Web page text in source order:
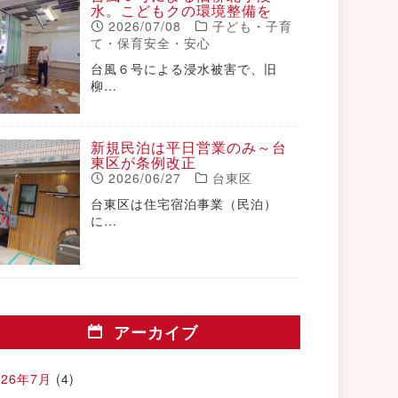
水。こどもクの環境整備を
2026/07/08
子ども・子育
て・保育安全・安心
台風６号による浸水被害で、旧
柳…
新規民泊は平日営業のみ～台
東区が条例改正
2026/06/27
台東区
台東区は住宅宿泊事業（民泊）
に…
アーカイブ
年7月 (4)